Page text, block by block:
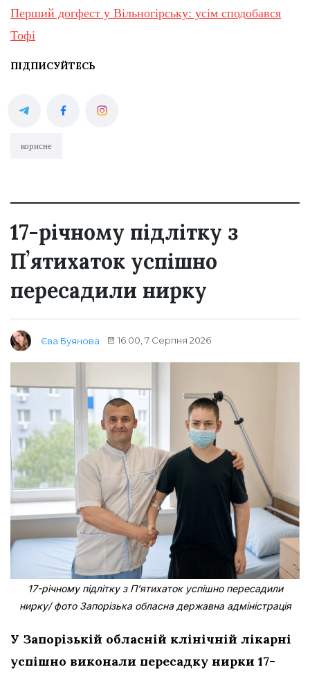
Перший догфест у Вільногірську: усім сподобався
Тофі
ПІДПИСУЙТЕСЬ
корисне
17-річному підлітку з
Пʼятихаток успішно
пересадили нирку
Єва Буянова 16:00, 7 Серпня 2026
17-річному підлітку з Пʼятихаток успішно пересадили
нирку/ фото Запорізька обласна державна адміністрація
У Запорізькій обласній клінічній лікарні
успішно виконали пересадку нирки 17-